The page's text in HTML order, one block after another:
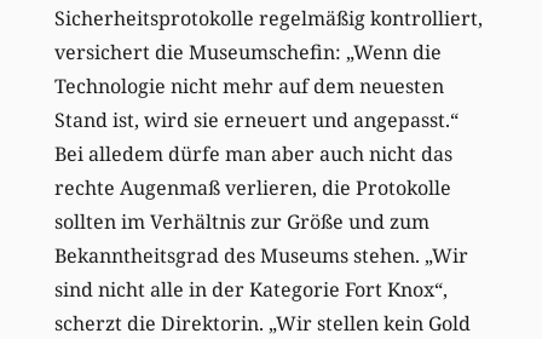
Sicherheitsprotokolle regelmäßig kontrolliert,
versichert die Museumschefin: „Wenn die
Technologie nicht mehr auf dem neuesten
Stand ist, wird sie erneuert und angepasst.“
Bei alledem dürfe man aber auch nicht das
rechte Augenmaß verlieren, die Protokolle
sollten im Verhältnis zur Größe und zum
Bekanntheitsgrad des Museums stehen. „Wir
sind nicht alle in der Kategorie Fort Knox“,
scherzt die Direktorin. „Wir stellen kein Gold